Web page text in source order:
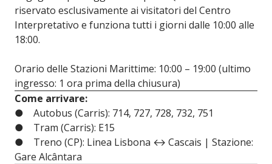
riservato esclusivamente ai visitatori del Centro
Interpretativo e funziona tutti i giorni dalle 10:00 alle
18:00.
Orario delle Stazioni Marittime: 10:00 – 19:00 (ultimo
ingresso: 1 ora prima della chiusura)
Come arrivare:
● Autobus (Carris): 714, 727, 728, 732, 751
● Tram (Carris): E15
● Treno (CP): Linea Lisbona ↔ Cascais | Stazione:
Gare Alcântara